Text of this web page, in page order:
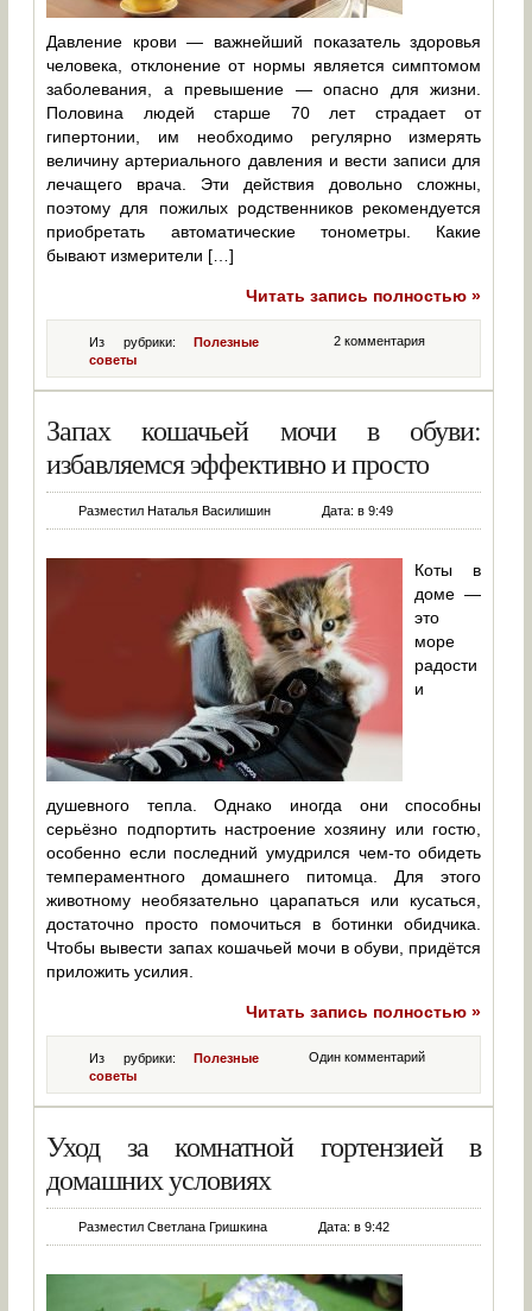
Давление крови — важнейший показатель здоровья
человека, отклонение от нормы является симптомом
заболевания, а превышение — опасно для жизни.
Половина людей старше 70 лет страдает от
гипертонии, им необходимо регулярно измерять
величину артериального давления и вести записи для
лечащего врача. Эти действия довольно сложны,
поэтому для пожилых родственников рекомендуется
приобретать автоматические тонометры. Какие
бывают измерители […]
Читать запись полностью »
2 комментария
Из рубрики:Полезные
советы
Запах кошачьей мочи в обуви:
избавляемся эффективно и просто
Разместил Наталья Василишин Дата: в 9:49
Коты в
доме —
это
море
радости
и
душевного тепла. Однако иногда они способны
серьёзно подпортить настроение хозяину или гостю,
особенно если последний умудрился чем-то обидеть
темпераментного домашнего питомца. Для этого
животному необязательно царапаться или кусаться,
достаточно просто помочиться в ботинки обидчика.
Чтобы вывести запах кошачьей мочи в обуви, придётся
приложить усилия.
Читать запись полностью »
Один комментарий
Из рубрики:Полезные
советы
Уход за комнатной гортензией в
домашних условиях
Разместил Светлана Гришкина Дата: в 9:42